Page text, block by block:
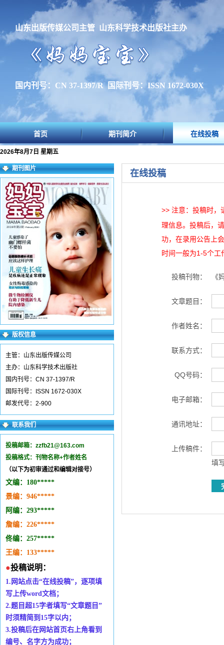
山东出版传媒公司主管 山东科学技术出版社主办
国内刊号：CN 37-1397/R 国际刊号：ISSN 1672-030X
首页 期刊简介 在线投稿
2026年8月7日 星期五
期刊图片
版权信息
主管：山东出版传媒公司
主办：山东科学技术出版社
国内刊号：CN 37-1397/R
国际刊号：ISSN 1672-030X
邮发代号：2-900
联系我们
投稿邮箱： zzfb21@163.com
投稿格式：刊物名称+作者姓名
（以下为初审通过和编辑对接号）
文编： 180*****
景编： 946*****
阿编：293*****
詹编： 226*****
佟编： 257*****
王编：133*****
●投稿说明：
1. 网站点击“在线投稿”，逐项填
写上传word文档；
2.题目超15字者填写“文章题目 ”
时须精简到 15字以内；
3.投稿后在网站首页右上角看到
编号、名字方为成功；
在线投稿
>> 注意：投稿时，
理信息。投稿后，
功，在录用公告上
时间一般为1-5个工
投稿刊物： 《
文章题目：
作者姓名：
联系方式：
QQ号码：
电子邮箱：
通讯地址：
上传稿件：
填